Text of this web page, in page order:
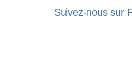
Suivez-nous sur